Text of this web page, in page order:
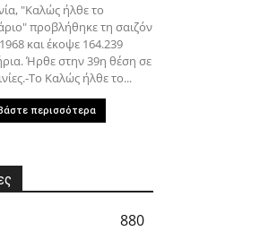
"Καλώς ήλθε το
προβλήθηκε τη σαιζόν
και έκοψε 164.239
Ήρθε στην 39η θέση σε
Το Καλώς ήλθε το...
περισσότερα
880